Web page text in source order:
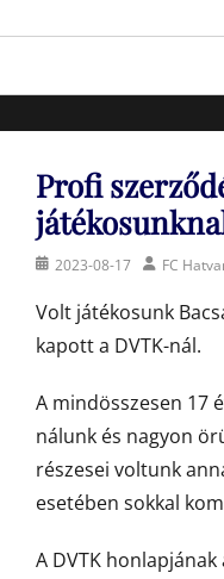
Egyesület a hatvani
Profi
Posted2023-08-17 Author
FC
Volt játékosunk
kapott a DVTK-nál.
A mindösszesen 17
nálunk és nagyon
részesei voltunk
esetében sokkal
A DVTK